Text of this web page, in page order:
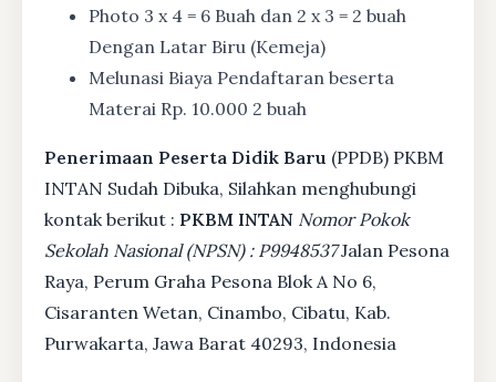
Photo 3 x 4 = 6 Buah dan 2 x 3 = 2 buah
Dengan Latar Biru (Kemeja)
Melunasi Biaya Pendaftaran beserta
Materai Rp. 10.000 2 buah
Penerimaan Peserta Didik Baru (PPDB) PKBM
INTAN Sudah Dibuka, Silahkan menghubungi
kontak berikut : PKBM INTAN Nomor Pokok
Sekolah Nasional (NPSN) : P9948537Jalan Pesona
Raya, Perum Graha Pesona Blok A No 6,
Cisaranten Wetan, Cinambo, Cibatu, Kab.
Purwakarta, Jawa Barat 40293, Indonesia